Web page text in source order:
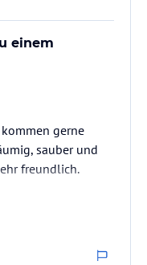
einem
gerne
sauber und
freundlich.